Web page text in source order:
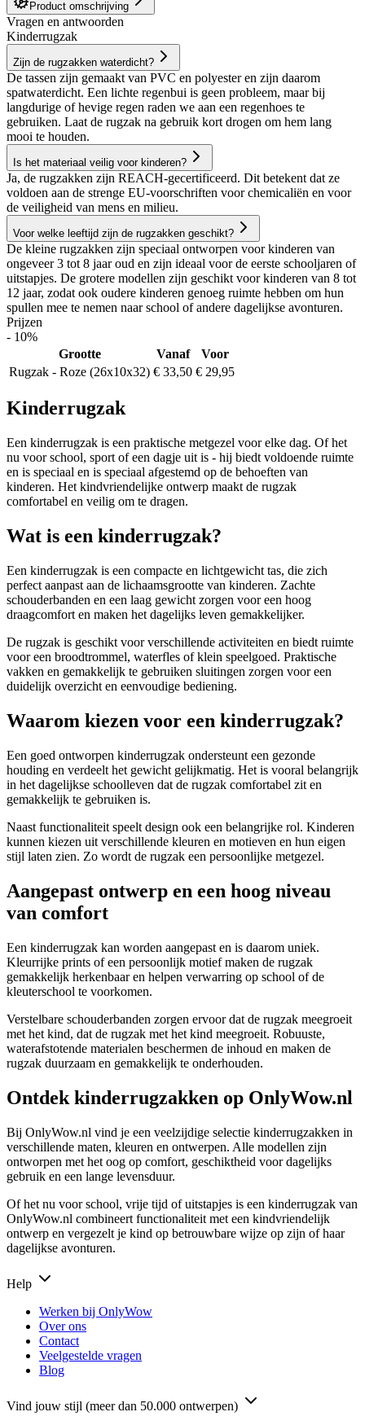
Product omschrijving
Vragen en antwoorden
Kinderrugzak
Zijn de rugzakken waterdicht?
De tassen zijn gemaakt van PVC en polyester en zijn daarom
spatwaterdicht. Een lichte regenbui is geen probleem, maar bij
langdurige of hevige regen raden we aan een regenhoes te
gebruiken. Laat de rugzak na gebruik kort drogen om hem lang
mooi te houden.
Is het materiaal veilig voor kinderen?
Ja, de rugzakken zijn REACH-gecertificeerd. Dit betekent dat ze
voldoen aan de strenge EU-voorschriften voor chemicaliën en voor
de veiligheid van mens en milieu.
Voor welke leeftijd zijn de rugzakken geschikt?
De kleine rugzakken zijn speciaal ontworpen voor kinderen van
ongeveer 3 tot 8 jaar oud en zijn ideaal voor de eerste schooljaren of
uitstapjes. De grotere modellen zijn geschikt voor kinderen van 8 tot
12 jaar, zodat ook oudere kinderen genoeg ruimte hebben om hun
spullen mee te nemen naar school of andere dagelijkse avonturen.
Prijzen
- 10%
Grootte
Vanaf
Voor
Rugzak - Roze (26x10x32) € 33,50 € 29,95
Kinderrugzak
Een kinderrugzak is een praktische metgezel voor elke dag. Of het
nu voor school, sport of een dagje uit is - hij biedt voldoende ruimte
en is speciaal en is speciaal afgestemd op de behoeften van
kinderen. Het kindvriendelijke ontwerp maakt de rugzak
comfortabel en veilig om te dragen.
Wat is een kinderrugzak?
Een kinderrugzak is een compacte en lichtgewicht tas, die zich
perfect aanpast aan de lichaamsgrootte van kinderen. Zachte
schouderbanden en een laag gewicht zorgen voor een hoog
draagcomfort en maken het dagelijks leven gemakkelijker.
De rugzak is geschikt voor verschillende activiteiten en biedt ruimte
voor een broodtrommel, waterfles of klein speelgoed. Praktische
vakken en gemakkelijk te gebruiken sluitingen zorgen voor een
duidelijk overzicht en eenvoudige bediening.
Waarom kiezen voor een kinderrugzak?
Een goed ontworpen kinderrugzak ondersteunt een gezonde
houding en verdeelt het gewicht gelijkmatig. Het is vooral belangrijk
in het dagelijkse schoolleven dat de rugzak comfortabel zit en
gemakkelijk te gebruiken is.
Naast functionaliteit speelt design ook een belangrijke rol. Kinderen
kunnen kiezen uit verschillende kleuren en motieven en hun eigen
stijl laten zien. Zo wordt de rugzak een persoonlijke metgezel.
Aangepast ontwerp en een hoog niveau
van comfort
Een kinderrugzak kan worden aangepast en is daarom uniek.
Kleurrijke prints of een persoonlijk motief maken de rugzak
gemakkelijk herkenbaar en helpen verwarring op school of de
kleuterschool te voorkomen.
Verstelbare schouderbanden zorgen ervoor dat de rugzak meegroeit
met het kind, dat de rugzak met het kind meegroeit. Robuuste,
waterafstotende materialen beschermen de inhoud en maken de
rugzak duurzaam en gemakkelijk te onderhouden.
Ontdek kinderrugzakken op OnlyWow.nl
Bij OnlyWow.nl vind je een veelzijdige selectie kinderrugzakken in
verschillende maten, kleuren en ontwerpen. Alle modellen zijn
ontworpen met het oog op comfort, geschiktheid voor dagelijks
gebruik en een lange levensduur.
Of het nu voor school, vrije tijd of uitstapjes is een kinderrugzak van
OnlyWow.nl combineert functionaliteit met een kindvriendelijk
ontwerp en vergezelt je kind op betrouwbare wijze op zijn of haar
dagelijkse avonturen.
Help
Werken bij OnlyWow
Over ons
Contact
Veelgestelde vragen
Blog
Vind jouw stijl (meer dan 50.000 ontwerpen)